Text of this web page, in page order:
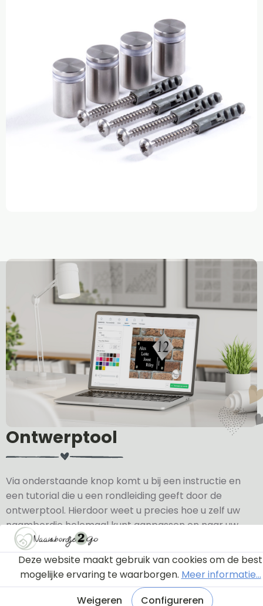
Ontwerptool
Via onderstaande knop komt u bij een instructie en
een tutorial die u een rondleiding geeft door de
ontwerptool. Hierdoor weet u precies hoe u zelf uw
naambordje helemaal kunt aanpassen en naar uw
eigen smaak kunt ontwerpen.
Bekijk de instructie
Deze website maakt gebruik van cookies om de best
mogelijke ervaring te waarborgen. Meer informatie...
Weigeren
Configureren